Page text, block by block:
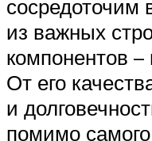
сосредоточим
из важных
компонентов
От его
и
помимо